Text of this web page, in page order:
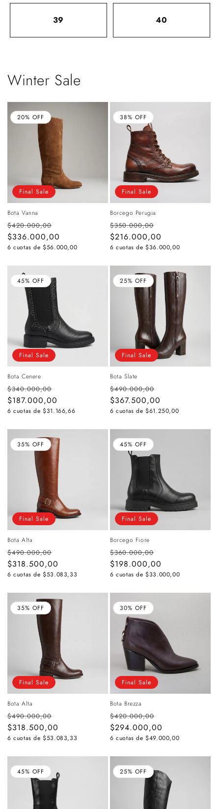
39 40
Winter Sale
Final Sale
Bota Vanna
Precio
habitual
$420.000,00
de
oferta
$336.000,00
6 cuotas de $56.000,00
20% OFF
Final Sale
Borcego Perugia
Precio
habitual
$350.000,00
de
oferta
$216.000,00
6 cuotas de $36.000,00
38% OFF
Final Sale
Bota Cenere
Precio
habitual
$340.000,00
oferta
$187.000,00
6 cuotas de $31.166,66
45% OFF
Final Sale
Bota Slate
Precio
habitual
$490.000,00
de
oferta
$367.500,00
6 cuotas de $61.250,00
25% OFF
Final Sale
Bota Alta
Precio
habitual
$490.000,00
de
oferta
$318.500,00
6 cuotas de $53.083,33
35% OFF
Final Sale
Borcego Fiore
Precio
habitual
$360.000,00
de
oferta
$198.000,00
6 cuotas de $33.000,00
45% OFF
Final Sale
Bota Alta
Precio
habitual
$490.000,00
de
oferta
$318.500,00
6 cuotas de $53.083,33
35% OFF
Final Sale
Bota Brezza
Precio
habitual
$420.000,00
de
oferta
$294.000,00
6 cuotas de $49.000,00
30% OFF
45% OFF 25% OFF